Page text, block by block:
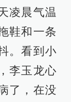
凌晨气温
鞋和一条
。看到小
李玉龙心
了，在没